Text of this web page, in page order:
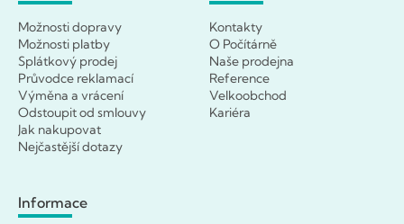
Možnosti dopravy
Možnosti platby
Splátkový prodej
Průvodce reklamací
Výměna a vrácení
Odstoupit od smlouvy
Jak nakupovat
Nejčastější dotazy
Kontakty
O Počítárně
Naše prodejna
Reference
Velkoobchod
Kariéra
Informace